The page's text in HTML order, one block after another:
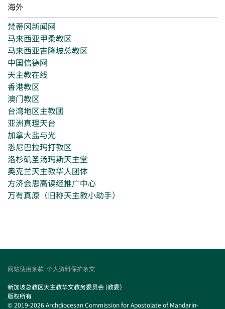
海外
梵蒂冈新闻网
马来西亚甲柔教区
马来西亚吉隆坡总教区
中国信德网
天主教在线
香港教区
澳门教区
台湾地区主教团
亚洲真理天台
加拿大盐与光
悉尼巴拉玛打教区
洛杉矶圣汤玛斯天主堂
奥克兰天主教华人团体
方济会思高读经推广中心
万有真原（旧称天主教小助手）
网站使用条款 个人资料保护条文
新加坡总教区天主教华文教务委员会 (教委）
版权所有
© 2019-2026 Archdiocesan Commission for Apostolate of Mandarin-